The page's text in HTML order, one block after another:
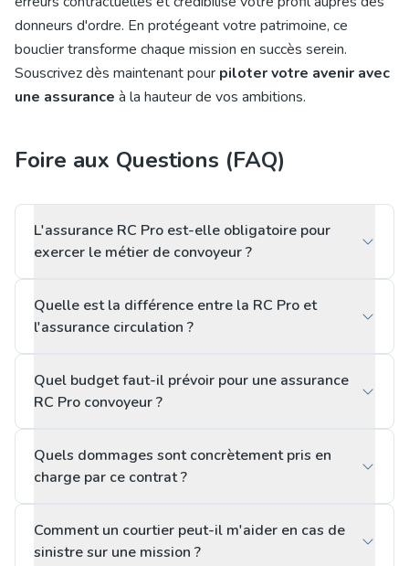
donneurs d'ordre. En protégeant votre patrimoine, ce
bouclier transforme chaque mission en succès serein.
Souscrivez dès maintenant pour piloter votre avenir avec
une assurance à la hauteur de vos ambitions.
Foire aux Questions (FAQ)
L'assurance RC Pro est-elle obligatoire pour
exercer le métier de convoyeur ?
Quelle est la différence entre la RC Pro et
l'assurance circulation ?
Quel budget faut-il prévoir pour une assurance
RC Pro convoyeur ?
Quels dommages sont concrètement pris en
charge par ce contrat ?
Comment un courtier peut-il m'aider en cas de
sinistre sur une mission ?